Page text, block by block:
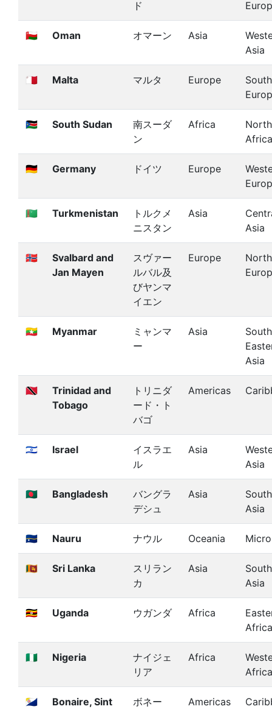
ド
🇴🇲 Oman オマーン Asia
Asia
🇲🇹 Malta マルタ Europe
🇸🇸 South Sudan
南スーダ
ン
Africa
Africa
🇩🇪 Germany ドイツ Europe
🇹🇲 Turkmenistan
トルクメ
ニスタン
Asia
Asia
🇸🇯
Svalbard and
Jan Mayen
スヴァー
ルバル及
びヤンマ
イエン
Europe
🇲🇲 Myanmar
ミャンマ
ー
Asia
Asia
🇹🇹
Trinidad and
Tobago
トリニダ
ード・ト
バゴ
Americas
🇮🇱 Israel
イスラエ
ル
Asia
Asia
🇧🇩 Bangladesh
バングラ
デシュ
Asia
Asia
🇳🇷 Nauru ナウル Oceania
🇱🇰 Sri Lanka
スリラン
カ
Asia
Asia
🇺🇬 Uganda ウガンダ Africa
Africa
🇳🇬 Nigeria
ナイジェ
リア
Africa
Africa
🇧🇶
Bonaire, Sint
ボネー
Americas